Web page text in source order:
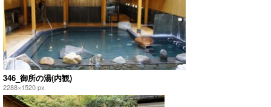
346_御所の湯(内観)
2288×1520 px